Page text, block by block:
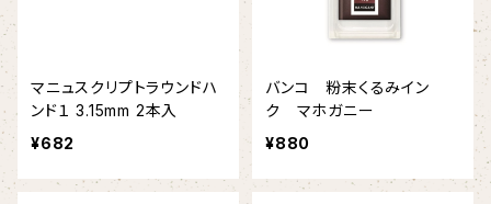
マニュスクリプトラウンドハ
ンド１ 3.15mm 2本入
¥682
バンコ 粉末くるみイン
ク マホガニー
¥880